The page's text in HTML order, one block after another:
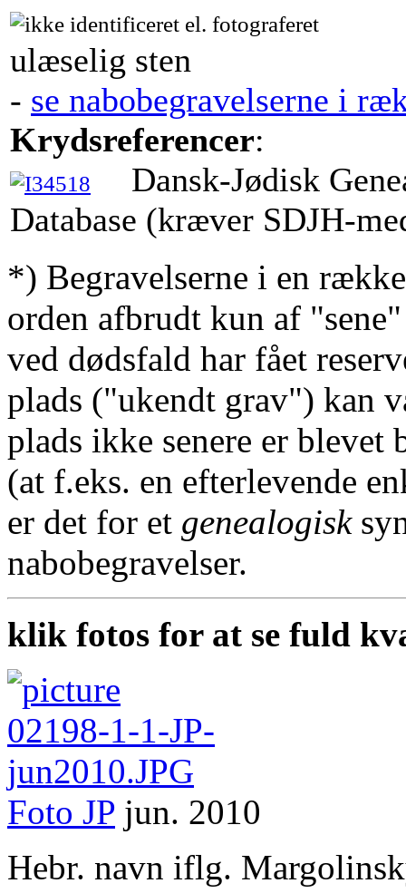
ulæselig sten
- se nabobegravelserne i
Krydsreferencer:
Dansk-Jødisk
Database (kræver SDJH-
*) Begravelserne i en
orden afbrudt kun af
ved dødsfald har fået
plads ("ukendt grav") kan
plads ikke senere er
(at f.eks. en efterlevende
er det for et genealogisk
nabobegravelser.
klik fotos for at se fuld
Foto JP jun. 2010
Hebr. navn iflg.